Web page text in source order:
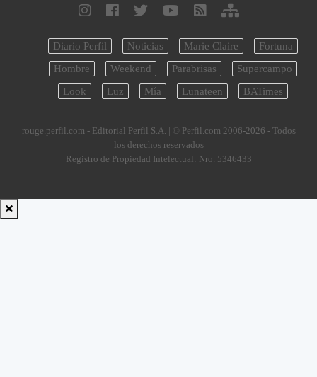
Diario Perfil Noticias Marie Claire
Fortuna
Hombre
Weekend Parabrisas
Supercampo
Look
Luz Mía Lunateen BATimes
rouge.perfil.com - Editorial Perfil S.A. | © Perfil.com 2006-2026 - Todos
los derechos reservados
Registro de Propiedad Intelectual: Nro. 5346433